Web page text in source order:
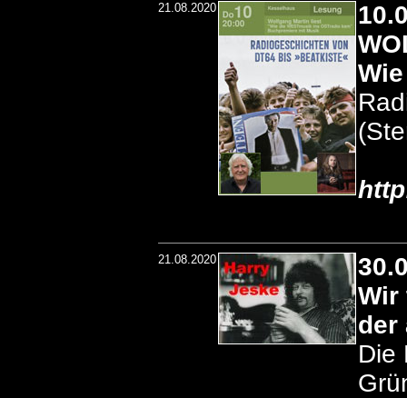
21.08.2020
21.08.2020
Wir
der
Die